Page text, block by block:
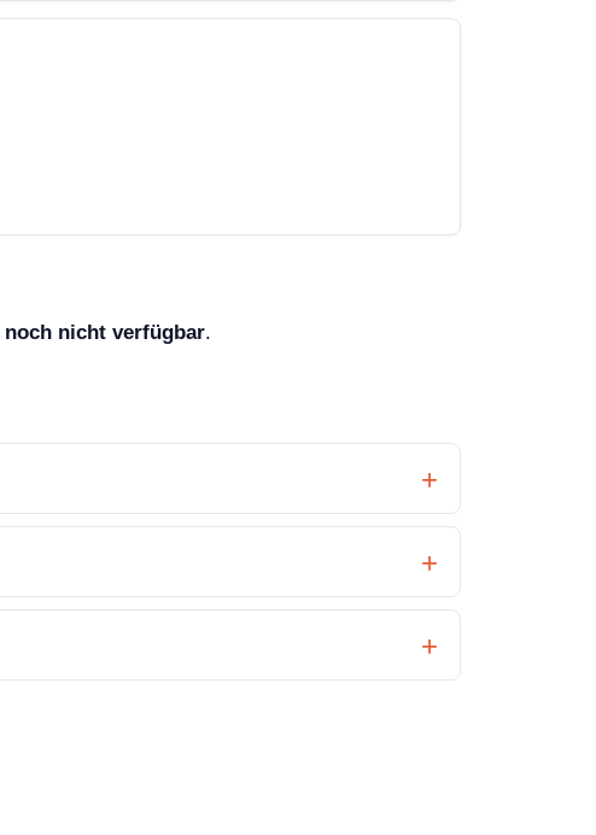
noch nicht verfügbar.